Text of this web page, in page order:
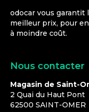
odocar vous garantit
meilleur prix, pour
à moindre coût.
Nous contacter
Magasin de Saint-
2 Quai du Haut Pont
62500 SAINT-OMER